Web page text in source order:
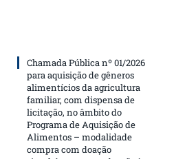
Chamada Pública nº 01/2026
para aquisição de gêneros
alimentícios da agricultura
familiar, com dispensa de
licitação, no âmbito do
Programa de Aquisição de
Alimentos – modalidade
compra com doação